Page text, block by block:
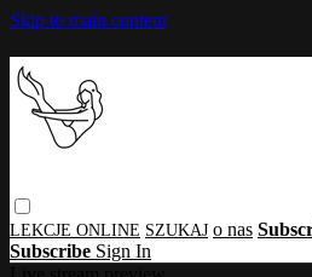
Skip to main content
o nas
Subscribe Sign In